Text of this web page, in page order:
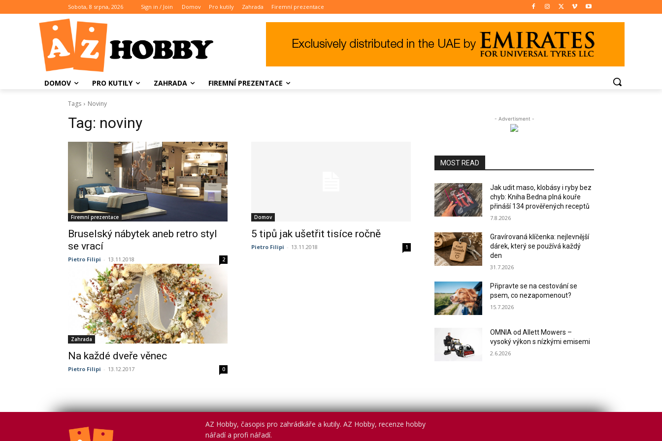
Sobota, 8 srpna, 2026 Sign in / Join Domov Pro kutily Zahrada Firemní prezentace
DOMOV PRO KUTILY ZAHRADA FIREMNÍ PREZENTACE
Tags Noviny
Tag: noviny
Firemní prezentace
Bruselský nábytek aneb retro styl
se vrací
Pietro Filipi - 13.11.2018 2
Domov
5 tipů jak ušetřit tisíce ročně
Pietro Filipi - 13.11.2018 1
Zahrada
Na každé dveře věnec
Pietro Filipi - 13.12.2017 0
- Advertisment -
MOST READ
Jak udit maso, klobásy i ryby bez
chyb: Kniha Bedna plná kouře
přináší 134 prověřených receptů
7.8.2026
Gravírovaná klíčenka: nejlevnější
dárek, který se používá každý
den
31.7.2026
Připravte se na cestování se
psem, co nezapomenout?
15.7.2026
OMNIA od Allett Mowers –
vysoký výkon s nízkými emisemi
2.6.2026
AZ Hobby, časopis pro zahrádkáře a kutily. AZ Hobby, recenze hobby
nářadí a profi nářadí.